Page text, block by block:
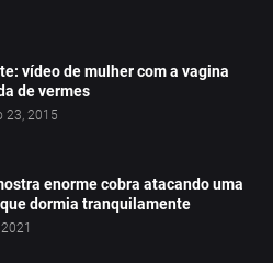
vídeo de mulher com a vagina
de vermes
23, 2015
enorme cobra atacando uma
dormia tranquilamente